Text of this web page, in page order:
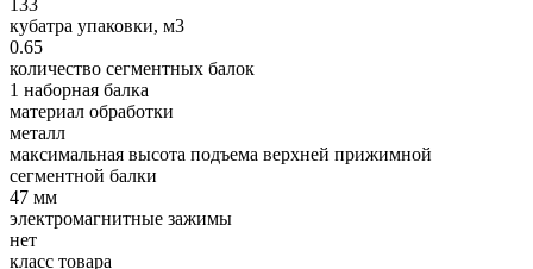
133
кубатра упаковки, м3
0.65
количество сегментных балок
1 наборная балка
материал обработки
металл
максимальная высота подъема верхней прижимной
сегментной балки
47 мм
электромагнитные зажимы
нет
класс товара